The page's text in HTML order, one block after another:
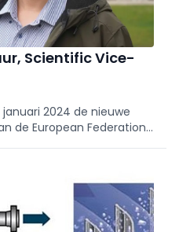
Scientific Vice-
januari 2024 de nieuwe
de European Federation
rol van
hij op tot ...